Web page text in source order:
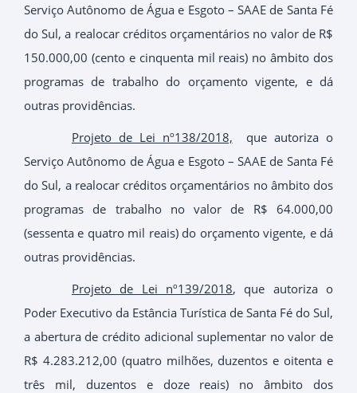
Serviço Autônomo de Água e Esgoto – SAAE de Santa Fé
do Sul, a realocar créditos orçamentários no valor de R$
150.000,00 (cento e cinquenta mil reais) no âmbito dos
programas de trabalho do orçamento vigente, e dá
outras providências.
Projeto de Lei nº138/2018, que autoriza o
Serviço Autônomo de Água e Esgoto – SAAE de Santa Fé
do Sul, a realocar créditos orçamentários no âmbito dos
programas de trabalho no valor de R$ 64.000,00
(sessenta e quatro mil reais) do orçamento vigente, e dá
outras providências.
Projeto de Lei nº139/2018, que autoriza o
Poder Executivo da Estância Turística de Santa Fé do Sul,
a abertura de crédito adicional suplementar no valor de
R$ 4.283.212,00 (quatro milhões, duzentos e oitenta e
três mil, duzentos e doze reais) no âmbito dos